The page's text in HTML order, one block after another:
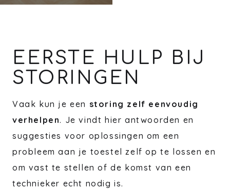
EERSTE HULP BIJ
STORINGEN
Vaak kun je een storing zelf eenvoudig
verhelpen. Je vindt hier antwoorden en
suggesties voor oplossingen om een
probleem aan je toestel zelf op te lossen en
om vast te stellen of de komst van een
technieker echt nodig is.